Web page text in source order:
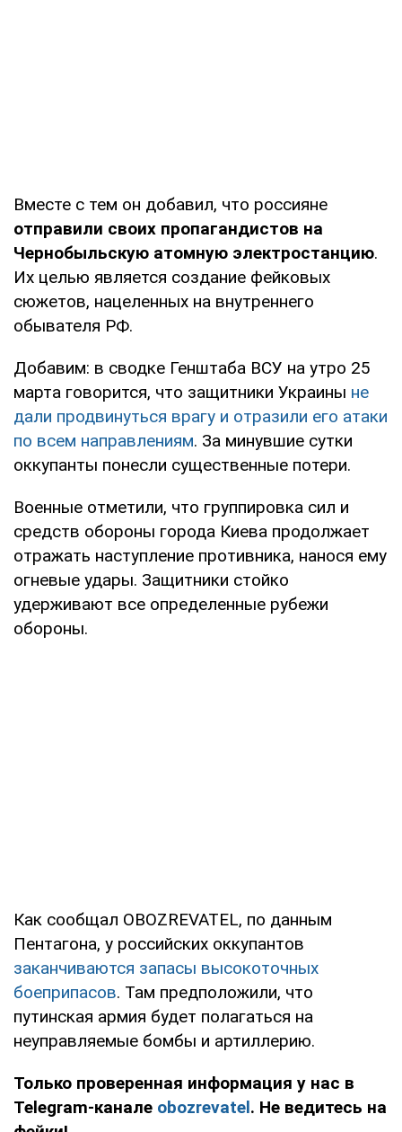
Вместе с тем он добавил, что россияне
отправили своих пропагандистов на
Чернобыльскую атомную электростанцию.
Их целью является создание фейковых
сюжетов, нацеленных на внутреннего
обывателя РФ.
Добавим: в сводке Генштаба ВСУ на утро 25
марта говорится, что защитники Украины не
дали продвинуться врагу и отразили его атаки
по всем направлениям. За минувшие сутки
оккупанты понесли существенные потери.
Военные отметили, что группировка сил и
средств обороны города Киева продолжает
отражать наступление противника, нанося ему
огневые удары. Защитники стойко
удерживают все определенные рубежи
обороны.
Как сообщал OBOZREVATEL, по данным
Пентагона, у российских оккупантов
заканчиваются запасы высокоточных
боеприпасов. Там предположили, что
путинская армия будет полагаться на
неуправляемые бомбы и артиллерию.
Только проверенная информация у нас в
Telegram-канале obozrevatel. Не ведитесь на